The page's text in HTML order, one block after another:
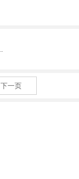
下一页